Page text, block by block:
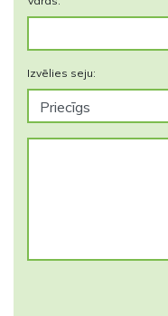
Izvēlies seju: